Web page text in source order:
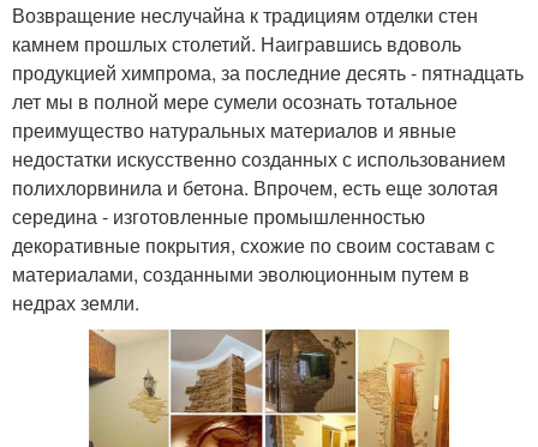
Возвращение неслучайна к традициям отделки стен
камнем прошлых столетий. Наигравшись вдоволь
продукцией химпрома, за последние десять - пятнадцать
лет мы в полной мере сумели осознать тотальное
преимущество натуральных материалов и явные
недостатки искусственно созданных с использованием
полихлорвинила и бетона. Впрочем, есть еще золотая
середина - изготовленные промышленностью
декоративные покрытия, схожие по своим составам с
материалами, созданными эволюционным путем в
недрах земли.